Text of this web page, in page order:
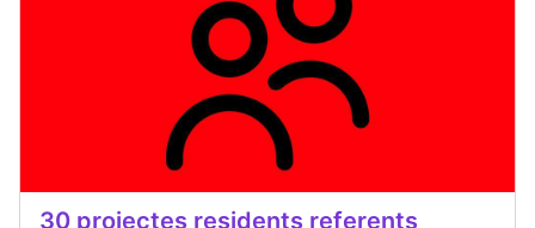
30 projectes residents referents